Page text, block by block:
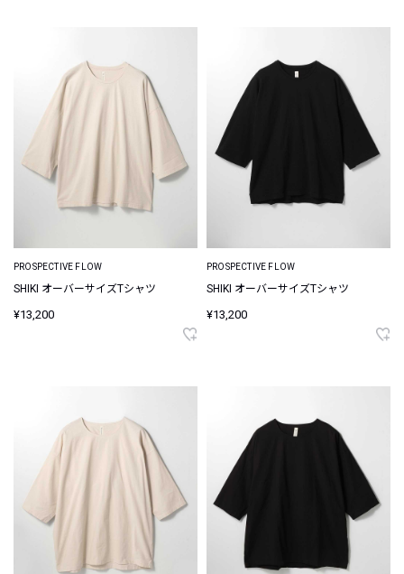
PROSPECTIVE FLOW
SHIKI オーバーサイズTシャツ
¥13,200
PROSPECTIVE FLOW
SHIKI オーバーサイズTシャツ
¥13,200